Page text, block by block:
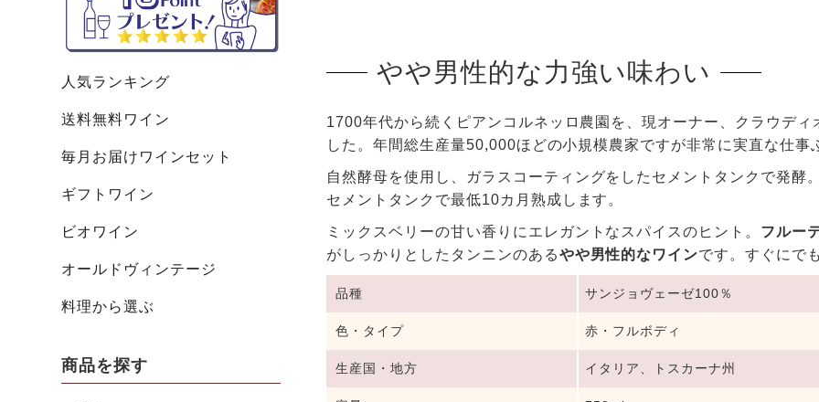
人気ランキング
送料無料ワイン
毎月お届けワインセット
ギフトワイン
ビオワイン
オールドヴィンテージ
料理から選ぶ
商品を探す
やや男性的な力強い味わい
1700年代から続くピアンコルネッロ農園を、現オーナー、クラウデ
した。年間総生産量50,000ほどの小規模農家ですが非常に実直な仕
自然酵母を使用し、ガラスコーティングをしたセメントタンクで発
セメントタンクで最低10カ月熟成します。
ミックスベリーの甘い香りにエレガントなスパイスのヒント。 フルー
がしっかりとしたタンニンのあるやや男性的なワインです。すぐにで
品種 サンジョヴェーゼ100％
色・タイプ 赤・フルボディ
生産国・地方 イタリア、トスカーナ州